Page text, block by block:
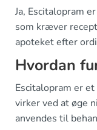
Ja, Escitalopram
som kræver
apoteket efter
Hvordan
Escitalopram er
virker ved at øge
anvendes til